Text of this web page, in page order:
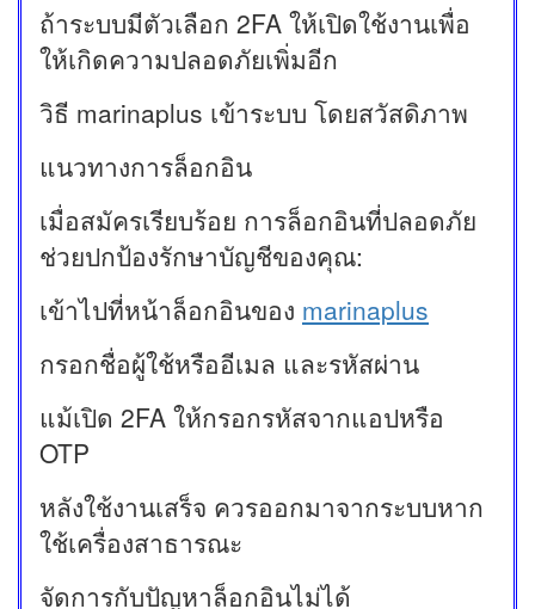
ถ้าระบบมีตัวเลือก 2FA ให้เปิดใช้งานเพื่อ
ให้เกิดความปลอดภัยเพิ่มอีก
วิธี marinaplus เข้าระบบ โดยสวัสดิภาพ
แนวทางการล็อกอิน
เมื่อสมัครเรียบร้อย การล็อกอินที่ปลอดภัย
ช่วยปกป้องรักษาบัญชีของคุณ:
เข้าไปที่หน้าล็อกอินของ marinaplus
กรอกชื่อผู้ใช้หรืออีเมล และรหัสผ่าน
แม้เปิด 2FA ให้กรอกรหัสจากแอปหรือ
OTP
หลังใช้งานเสร็จ ควรออกมาจากระบบหาก
ใช้เครื่องสาธารณะ
จัดการกับปัญหาล็อกอินไม่ได้